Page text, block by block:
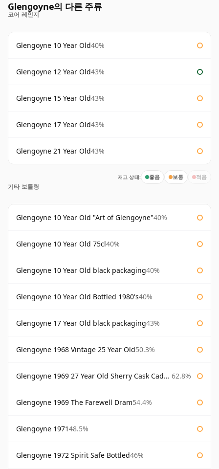
Glengoyne의 다른 주류
코어 레인지
Glengoyne 10 Year Old40%
Glengoyne 12 Year Old43%
Glengoyne 15 Year Old43%
Glengoyne 17 Year Old43%
Glengoyne 21 Year Old43%
재고 상태: 좋음 보통 적음
기타 보틀링
Glengoyne 10 Year Old "Art of Glengoyne"40%
Glengoyne 10 Year Old 75cl40%
Glengoyne 10 Year Old black packaging40%
Glengoyne 10 Year Old Bottled 1980's40%
Glengoyne 17 Year Old black packaging43%
Glengoyne 1968 Vintage 25 Year Old50.3%
Glengoyne 1969 27 Year Old Sherry Cask Cadenhead's 62.8%
Glengoyne 1969 The Farewell Dram54.4%
Glengoyne 197148.5%
Glengoyne 1972 Spirit Safe Bottled46%